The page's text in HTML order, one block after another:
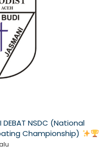
DEBAT NSDC (National
Championship)